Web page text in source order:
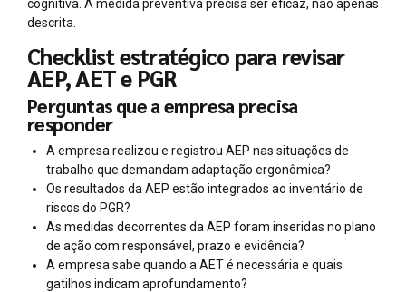
cognitiva. A medida preventiva precisa ser eficaz, não apenas
descrita.
Checklist estratégico para revisar
AEP, AET e PGR
Perguntas que a empresa precisa
responder
A empresa realizou e registrou AEP nas situações de
trabalho que demandam adaptação ergonômica?
Os resultados da AEP estão integrados ao inventário de
riscos do PGR?
As medidas decorrentes da AEP foram inseridas no plano
de ação com responsável, prazo e evidência?
A empresa sabe quando a AET é necessária e quais
gatilhos indicam aprofundamento?